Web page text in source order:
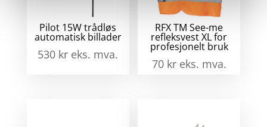
Pilot 15W trådløs
automatisk billader
530 kr eks. mva.
RFX TM See-me
refleksvest XL for
profesjonelt bruk
70 kr eks. mva.